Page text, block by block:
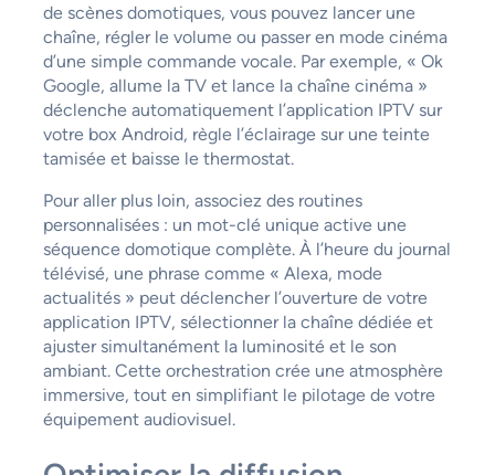
de scènes domotiques, vous pouvez lancer une
chaîne, régler le volume ou passer en mode cinéma
d’une simple commande vocale. Par exemple, « Ok
Google, allume la TV et lance la chaîne cinéma »
déclenche automatiquement l’application IPTV sur
votre box Android, règle l’éclairage sur une teinte
tamisée et baisse le thermostat.
Pour aller plus loin, associez des routines
personnalisées : un mot-clé unique active une
séquence domotique complète. À l’heure du journal
télévisé, une phrase comme « Alexa, mode
actualités » peut déclencher l’ouverture de votre
application IPTV, sélectionner la chaîne dédiée et
ajuster simultanément la luminosité et le son
ambiant. Cette orchestration crée une atmosphère
immersive, tout en simplifiant le pilotage de votre
équipement audiovisuel.